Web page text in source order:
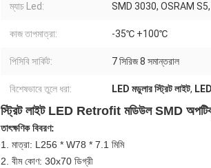
ম্যাচ Led: SMD 3030, OSRAM
কাজ তাপমাত্রা: -35℃ +100℃
পিসিবি সার্কিট: 7 সিরিজ 8 সমান্তরাল
বিশেষভাবে তুলে ধরা: LED মডুলার স্ট্রিট লাইট,
স্ট্রিট লাইট LED Retrofit মডিউল SMD
তাৎক্ষণিক বিবরণ:
1. মাত্রা: L256 * W78 * 7.1 মিমি
2. বীম কোণ: 30x70 ডিগ্রী